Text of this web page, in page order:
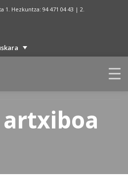
1. Hezkuntza: 94 471 04 43 | 2.